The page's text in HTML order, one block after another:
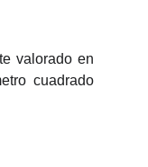
valorado en
cuadrado